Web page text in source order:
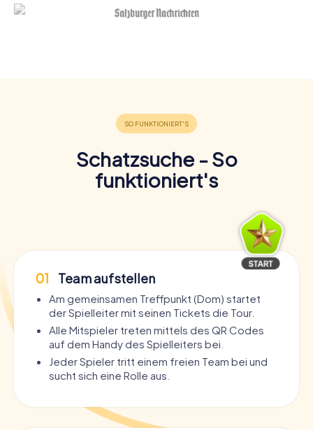
Schatzsuche - So
funktioniert's
01 Team aufstellen
Am gemeinsamen Treffpunkt (Dom) startet
der Spielleiter mit seinen Tickets die Tour.
Alle Mitspieler treten mittels des QR Codes
auf dem Handy des Spielleiters bei.
Jeder Spieler tritt einem freien Team bei und
sucht sich eine Rolle aus.